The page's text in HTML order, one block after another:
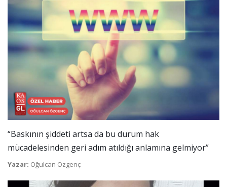
“Baskının şiddeti artsa da bu durum hak
mücadelesinden geri adım atıldığı anlamına gelmiyor”
Yazar: Oğulcan Özgenç